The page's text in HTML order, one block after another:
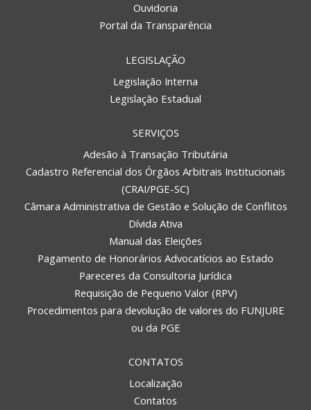
Ouvidoria
Portal da Transparência
LEGISLAÇÃO
Legislação Interna
Legislação Estadual
SERVIÇOS
Adesão à Transação Tributária
Cadastro Referencial dos Órgãos Arbitrais Institucionais
(CRAI/PGE-SC)
Câmara Administrativa de Gestão e Solução de Conflitos
Dívida Ativa
Manual das Eleições
Pagamento de Honorários Advocatícios ao Estado
Pareceres da Consultoria Jurídica
Requisição de Pequeno Valor (RPV)
Procedimentos para devolução de valores do FUNJURE
ou da PGE
CONTATOS
Localização
Contatos